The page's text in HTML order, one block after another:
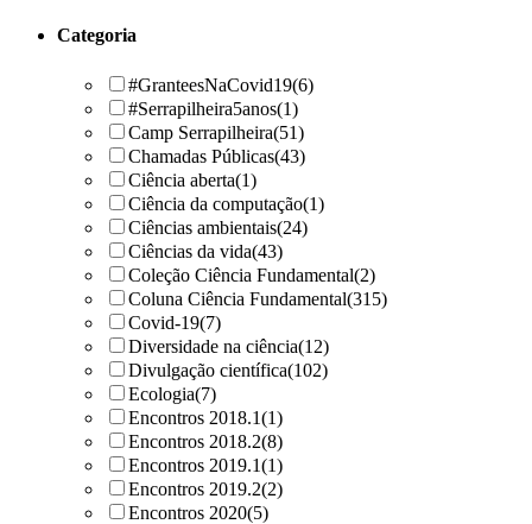
Categoria
#GranteesNaCovid19(6)
#Serrapilheira5anos(1)
Camp Serrapilheira(51)
Chamadas Públicas(43)
Ciência aberta(1)
Ciência da computação(1)
Ciências ambientais(24)
Ciências da vida(43)
Coleção Ciência Fundamental(2)
Coluna Ciência Fundamental(315)
Covid-19(7)
Diversidade na ciência(12)
Divulgação científica(102)
Ecologia(7)
Encontros 2018.1(1)
Encontros 2018.2(8)
Encontros 2019.1(1)
Encontros 2019.2(2)
Encontros 2020(5)